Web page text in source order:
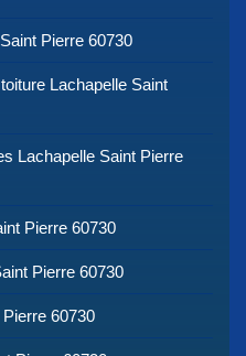
Pierre 60730
Lachapelle Saint
Lachapelle Saint Pierre
Pierre 60730
Pierre 60730
60730